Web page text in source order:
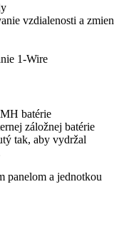
vzdialenosti a zmien
1-Wire
batérie
záložnej batérie
tak, aby vydržal